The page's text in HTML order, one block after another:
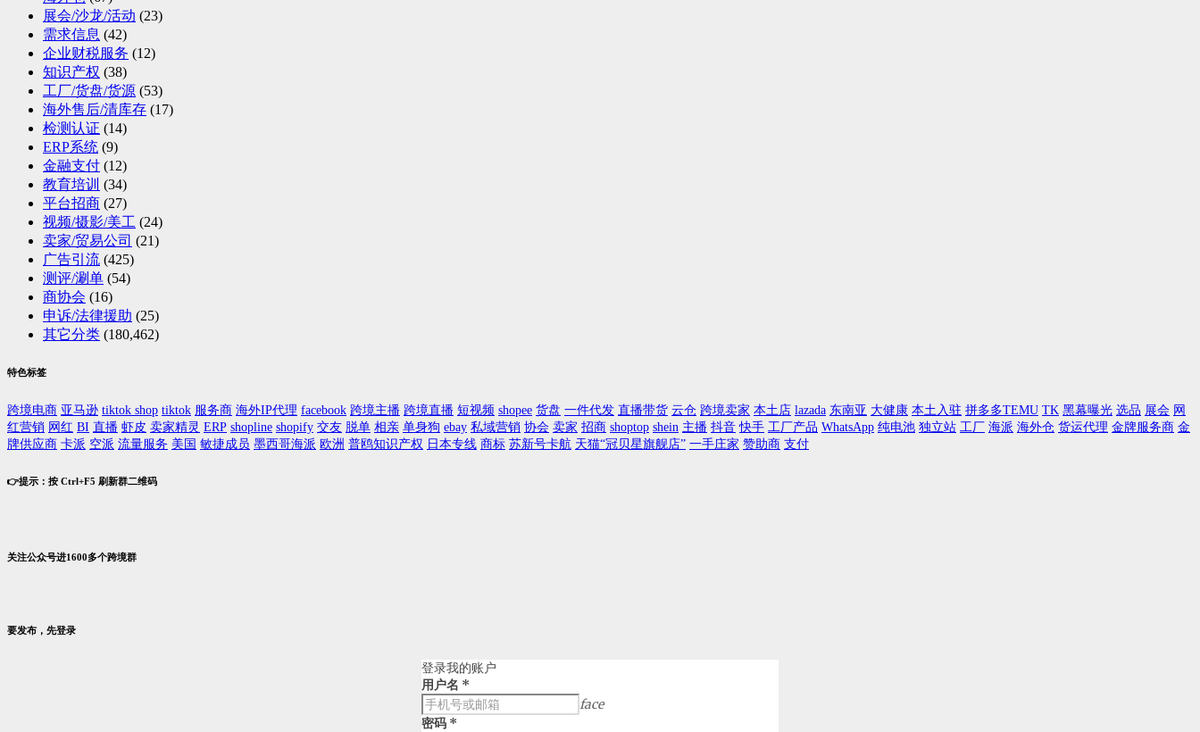
展会/沙龙/活动 (23)
需求信息 (42)
企业财税服务 (12)
知识产权 (38)
工厂/货盘/货源 (53)
海外售后/清库存 (17)
检测认证 (14)
ERP系统 (9)
金融支付 (12)
教育培训 (34)
平台招商 (27)
视频/摄影/美工 (24)
卖家/贸易公司 (21)
广告引流 (425)
测评/涮单 (54)
商协会 (16)
申诉/法律援助 (25)
其它分类 (180,462)
特色标签
跨境电商 亚马逊 tiktok shop tiktok 服务商 海外IP代理 facebook 跨境主播 跨境直播 短视频 shopee 货盘 一件代发 直播带货 云仓 跨境卖家 本土店 lazada 东南亚 大健康 本土入驻 拼多多TEMU TK 黑幕曝光 选品 展会 网
红营销 网红 BI 直播 虾皮 卖家精灵 ERP shopline shopify 交友 脱单 相亲 单身狗 ebay 私域营销 协会 卖家 招商 shoptop shein 主播 抖音 快手 工厂产品 WhatsApp 纯电池 独立站 工厂 海派 海外仓 货运代理 金牌服务商 金
牌供应商 卡派 空派 流量服务 美国 敏捷成员 墨西哥海派 欧洲 普鸥知识产权 日本专线 商标 苏新号卡航 天猫“冠贝星旗舰店” 一手庄家 赞助商 支付
👉提示：按 Ctrl+F5 刷新群二维码
关注公众号进1600多个跨境群
要发布，先登录
登录我的账户
用户名 *
face
密码 *